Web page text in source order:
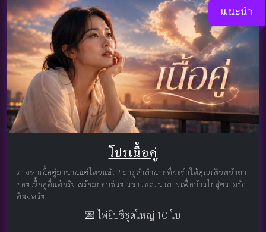
แนะนำ
โปรเนื้อคู่
ตามหาเนื้อคู่มานานแค่ไหนแล้ว? มาดูคำทำนายที่จะทำให้คุณเห็นหน้าตา
ของเนื้อคู่ที่แท้จริง พร้อมบอกช่วงเวลาและแนวทางเพื่อก้าวไปสู่ความรัก
ที่สมหวัง!
💌 ไพ่ยิปซีชุดใหญ่ 10 ใบ